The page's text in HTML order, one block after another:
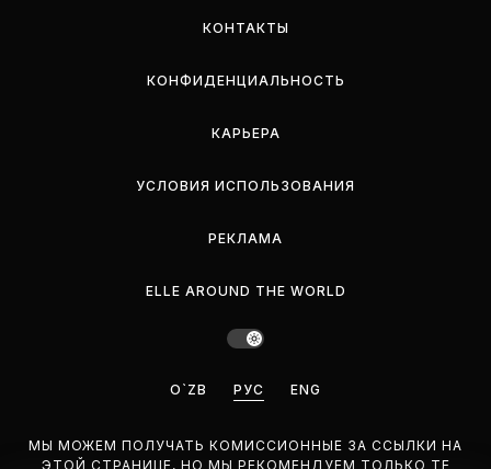
КОНТАКТЫ
КОНФИДЕНЦИАЛЬНОСТЬ
КАРЬЕРА
УСЛОВИЯ ИСПОЛЬЗОВАНИЯ
РЕКЛАМА
ELLE AROUND THE WORLD
O`ZB РУС ENG
МЫ МОЖЕМ ПОЛУЧАТЬ КОМИССИОННЫЕ ЗА ССЫЛКИ НА
ЭТОЙ СТРАНИЦЕ, НО МЫ РЕКОМЕНДУЕМ ТОЛЬКО ТЕ